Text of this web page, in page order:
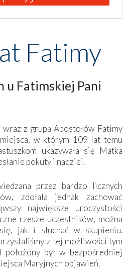
Fatimy
u Fatimskiej Pani
z grupą Apostołów Fatimy
w którym 109 lat temu
ukazywała się Matka
pokuty i nadziei.
przez bardzo licznych
zdołała jednak zachować
największe uroczystości
rzesze uczestników, można
jak i słuchać w skupieniu.
z tej możliwości tym
był w bezpośredniej
Maryjnych objawień.